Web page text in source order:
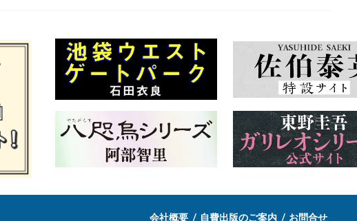
会社概要 自費出版のご案内 お問合せ